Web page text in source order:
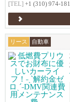
[TEL] +1 (310) 974-
リース 自動車